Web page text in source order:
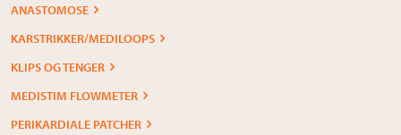
ANASTOMOSE
KARSTRIKKER/MEDILOOPS
KLIPS OG TENGER
MEDISTIM FLOWMETER
PERIKARDIALE PATCHER